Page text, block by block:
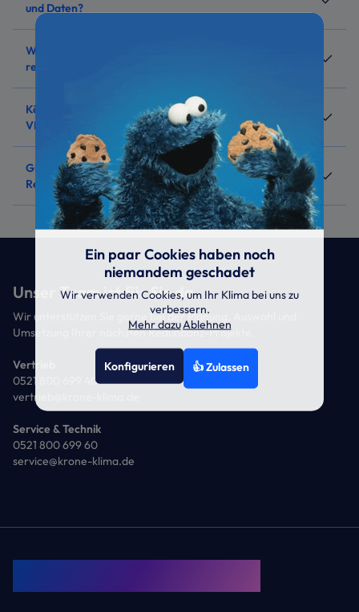
und Daten?
Wie unterstützt KRONE Fachbetriebe bei der Planung
redundanter Systeme?
Können redundante Systeme auch bei Multisplit- oder
VRF-Systemen realisiert werden?
Gibt es vorkonfigurierte Komplettlösungen mit
Redundanzfunktion?
Unser Team ist für Sie da
Wir unterstützen Sie gerne bei der Planung, Auswahl und
Umsetzung Ihrer nächsten Redundanz-Projekte.
Vertrieb
0521 800 699 40
vertrieb@krone-klima.de
Service & Technik
0521 800 699 60
service@krone-klima.de
Ein paar Cookies haben noch
niemandem geschadet
Wir verwenden Cookies, um Ihr Klima bei uns zu
verbessern.
Mehr dazuAblehnen
Konfigurieren 👍 Zulassen